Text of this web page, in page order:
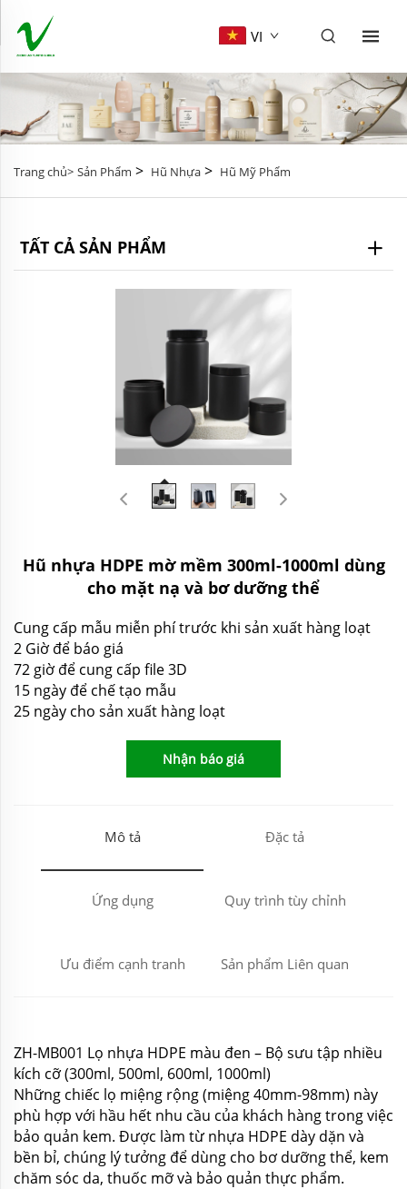
VI
Trang chủ> Sản Phẩm > Hũ Nhựa > Hũ Mỹ Phẩm
TẤT CẢ SẢN PHẨM
Hũ nhựa HDPE mờ mềm 300ml-1000ml dùng
cho mặt nạ và bơ dưỡng thể
Cung cấp mẫu miễn phí trước khi sản xuất hàng loạt
2 Giờ để báo giá
72 giờ để cung cấp file 3D
15 ngày để chế tạo mẫu
25 ngày cho sản xuất hàng loạt
Nhận báo giá
Mô tả Đặc tả
Ứng dụng Quy trình tùy chỉnh
Ưu điểm cạnh tranh Sản phẩm Liên quan
ZH-MB001 Lọ nhựa HDPE màu đen – Bộ sưu tập nhiều
kích cỡ (300ml, 500ml, 600ml, 1000ml)
Những chiếc lọ miệng rộng (miệng 40mm-98mm) này
phù hợp với hầu hết nhu cầu của khách hàng trong việc
bảo quản kem. Được làm từ nhựa HDPE dày dặn và
bền bỉ, chúng lý tưởng để dùng cho bơ dưỡng thể, kem
chăm sóc da, thuốc mỡ và bảo quản thực phẩm.